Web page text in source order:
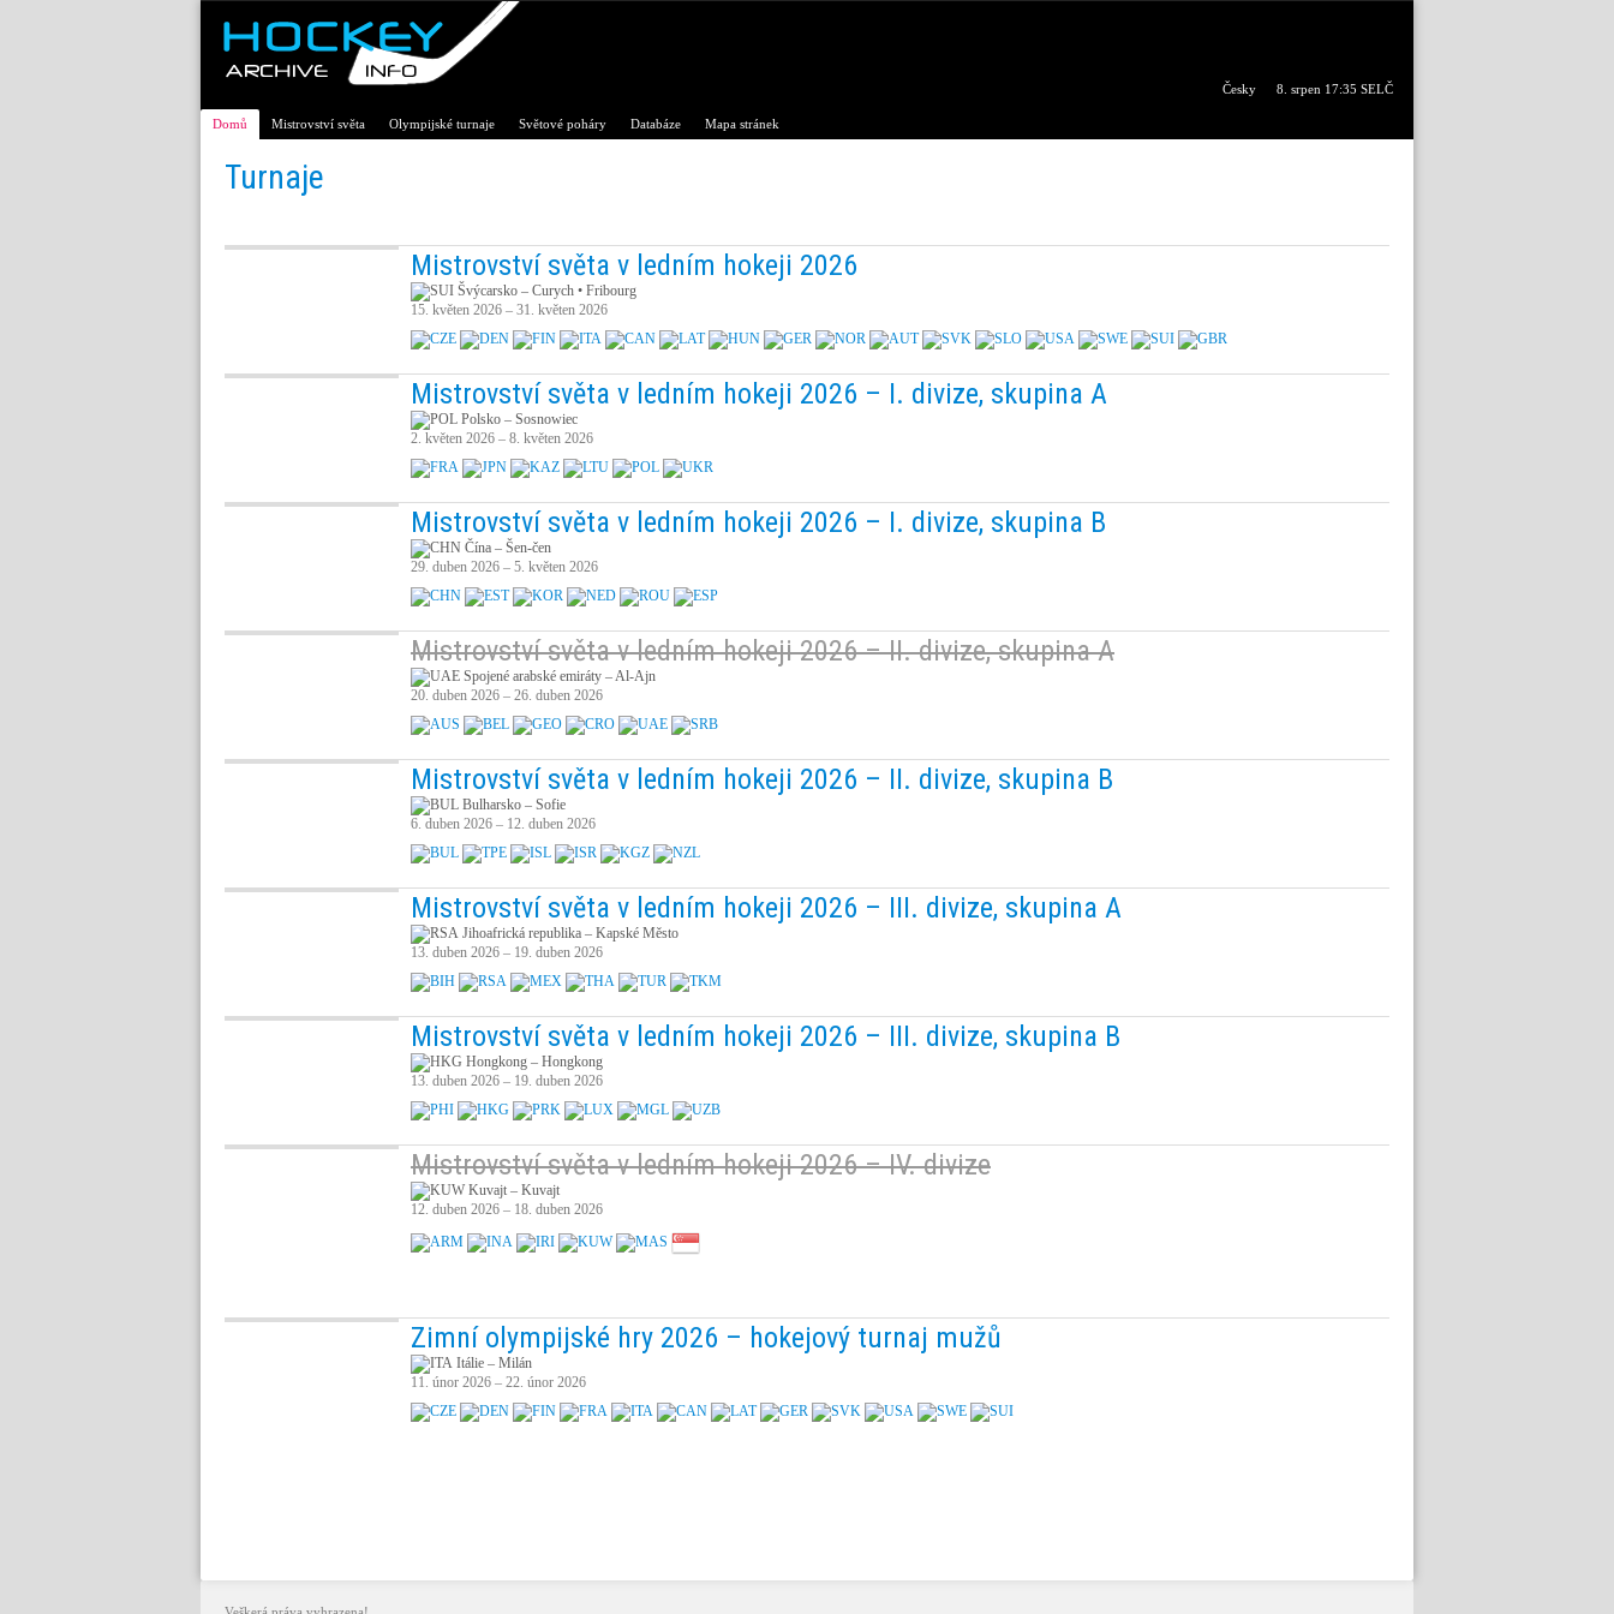
Česky 8. srpen 17:35 SELČ
Domů Mistrovství světa Olympijské turnaje Světové poháry Databáze Mapa stránek
Turnaje
Mistrovství světa v ledním hokeji 2026
Švýcarsko – Curych • Fribourg
15. květen 2026 – 31. květen 2026
Mistrovství světa v ledním hokeji 2026 – I. divize, skupina A
Polsko – Sosnowiec
2. květen 2026 – 8. květen 2026
Mistrovství světa v ledním hokeji 2026 – I. divize, skupina B
Čína – Šen-čen
29. duben 2026 – 5. květen 2026
Mistrovství světa v ledním hokeji 2026 – II. divize, skupina A
Spojené arabské emiráty – Al-Ajn
20. duben 2026 – 26. duben 2026
Mistrovství světa v ledním hokeji 2026 – II. divize, skupina B
Bulharsko – Sofie
6. duben 2026 – 12. duben 2026
Mistrovství světa v ledním hokeji 2026 – III. divize, skupina A
Jihoafrická republika – Kapské Město
13. duben 2026 – 19. duben 2026
Mistrovství světa v ledním hokeji 2026 – III. divize, skupina B
Hongkong – Hongkong
13. duben 2026 – 19. duben 2026
Mistrovství světa v ledním hokeji 2026 – IV. divize
Kuvajt – Kuvajt
12. duben 2026 – 18. duben 2026
Zimní olympijské hry 2026 – hokejový turnaj mužů
Itálie – Milán
11. únor 2026 – 22. únor 2026